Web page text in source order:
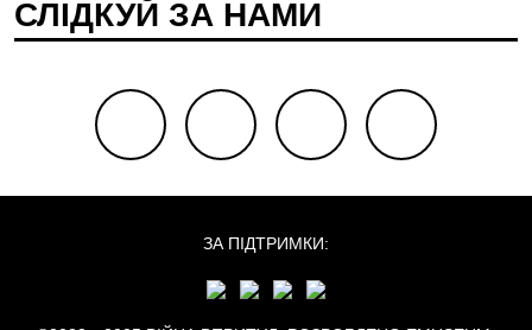
СЛІДКУЙ ЗА НАМИ
facebook youtube instagram
ЗА ПІДТРИМКИ: